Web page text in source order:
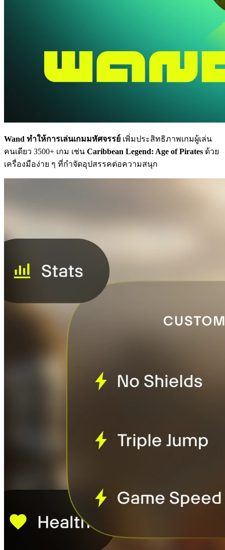
Wand ทำให้การเล่นเกมมหัศจรรย์ เพิ่มประสิทธิภาพเกมผู้เล่น
คนเดียว 3500+ เกม เช่น Caribbean Legend: Age of Pirates ด้วย
เครื่องมือง่าย ๆ ที่กำจัดอุปสรรคต่อความสนุก